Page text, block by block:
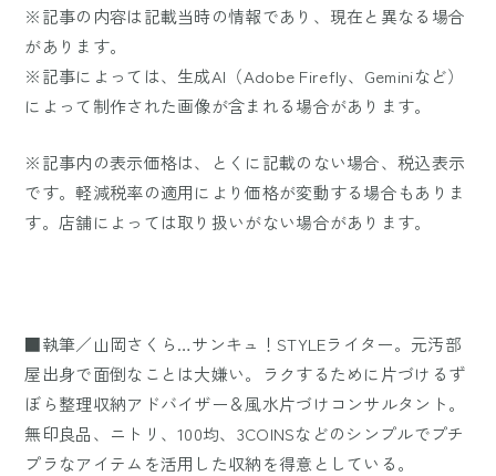
※記事の内容は記載当時の情報であり、現在と異なる場合
があります。
※記事によっては、生成AI（Adobe Firefly、Geminiなど）
によって制作された画像が含まれる場合があります。
※記事内の表示価格は、とくに記載のない場合、税込表示
です。軽減税率の適用により価格が変動する場合もありま
す。店舗によっては取り扱いがない場合があります。
■執筆／山岡さくら…サンキュ！STYLEライター。元汚部
屋出身で面倒なことは大嫌い。ラクするために片づけるず
ぼら整理収納アドバイザー＆風水片づけコンサルタント。
無印良品、ニトリ、100均、3COINSなどのシンプルでプチ
プラなアイテムを活用した収納を得意としている。